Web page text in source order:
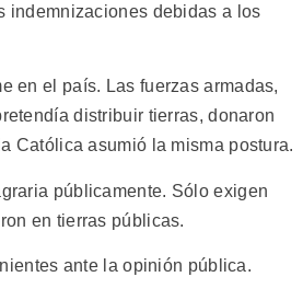
indemnizaciones debidas a los
en el país. Las fuerzas armadas,
distribuir tierras, donaron
Católica asumió la misma postura.
públicamente. Sólo exigen
en tierras públicas.
ante la opinión pública.